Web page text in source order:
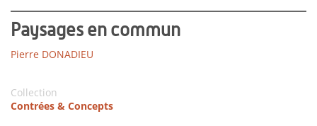
Paysages en commun
Pierre DONADIEU
Collection
Contrées & Concepts